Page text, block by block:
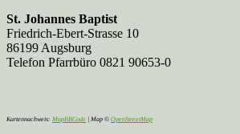
St. Johannes Baptist
Friedrich-Ebert-Strasse 10
86199 Augsburg
Telefon Pfarrbüro 0821 90653-0
Kartennachweis: MapBBCode | Map © OpenStreetMap